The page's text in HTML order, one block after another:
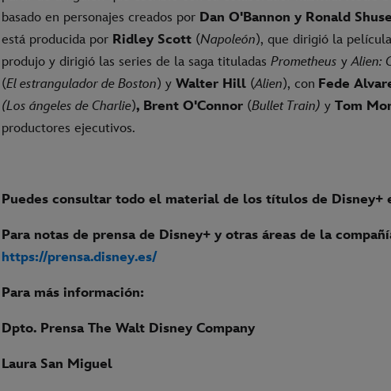
basado en personajes creados por Dan O'Bannon y Ronald
está producida por Ridley Scott (Napoleón), que dirigió la
produjo y dirigió las series de la saga tituladas Prometheus yAlien:
(El estrangulador de Boston) y Walter Hill (Alien), con Fede
(Los ángeles de Charlie), Brent O'Connor (Bullet Train) y Tom
productores ejecutivos.
Puedes consultar todo el material de los títulos de Disney+
Para notas de prensa de Disney+ y otras áreas de la
https://prensa.disney.es/
Para más información:
Dpto. Prensa The Walt Disney Company
Laura San Miguel